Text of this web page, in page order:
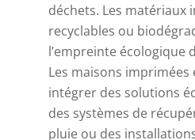
déchets. Les matériaux
recyclables ou
l’empreinte écologique
Les maisons imprimées
intégrer des solutions
des systèmes de
pluie ou des